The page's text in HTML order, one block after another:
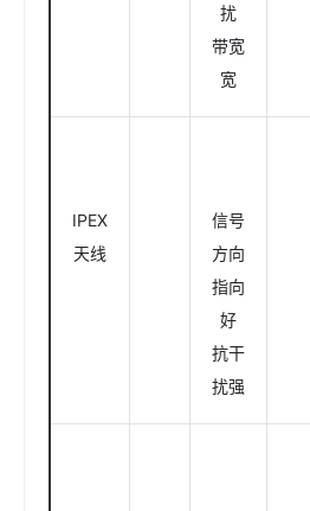
扰
带宽
宽
IPEX
天线
信号
方向
指向
好
抗干
扰强